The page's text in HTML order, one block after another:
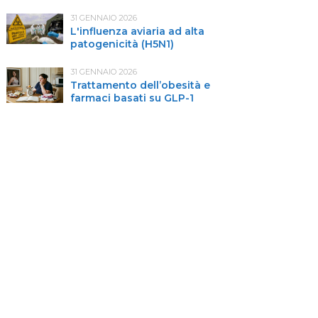
31 GENNAIO 2026
L'influenza aviaria ad alta
patogenicità (H5N1)
31 GENNAIO 2026
Trattamento dell’obesità e
farmaci basati su GLP-1